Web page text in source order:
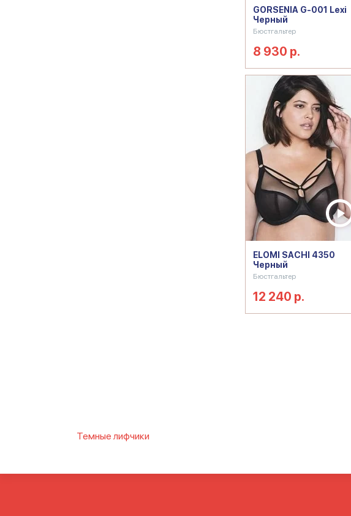
GORSENIA G-001 Lexi
Черный
Бюстгальтер
8 930 р.
ELOMI SACHI 4350
Черный
Бюстгальтер
12 240 р.
Темные лифчики